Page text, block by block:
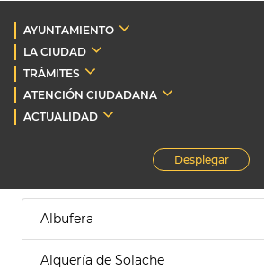
AYUNTAMIENTO
LA CIUDAD
TRÁMITES
ATENCIÓN CIUDADANA
ACTUALIDAD
Desplegar
Albufera
Alquería de Solache